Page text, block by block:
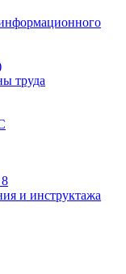
труда
и инструктажа